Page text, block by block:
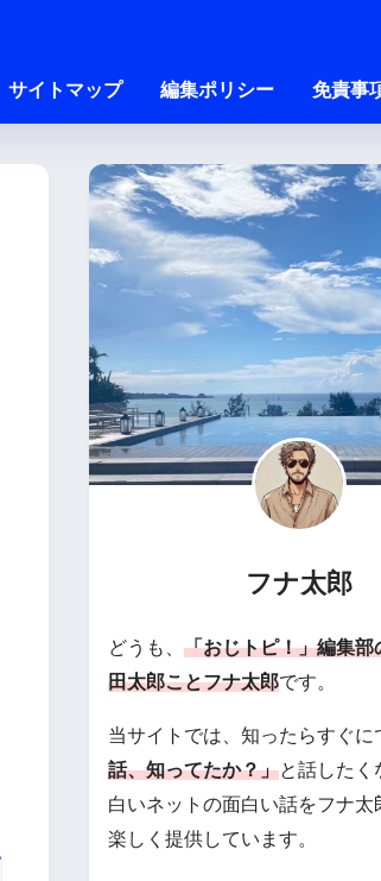
サイトマップ 編集ポリシー 免責事
フナ太郎
どうも、 「おじトピ！」編集部
田太郎ことフナ太郎です。
当サイトでは、知ったらすぐに
話、知ってたか？」と話したく
白いネットの面白い話をフナ太
楽しく提供しています。